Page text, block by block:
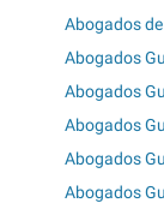
Abogados
Abogados
Abogados
Abogados
Abogados
Abogados